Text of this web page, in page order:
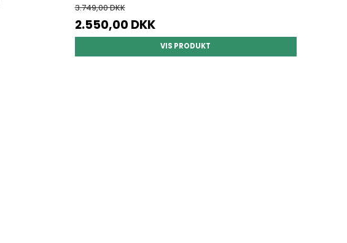
3.749,00 DKK
2.550,00 DKK
VIS PRODUKT